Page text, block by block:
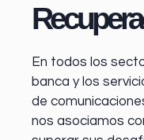
En todos los
banca y los
de
nos asociamos